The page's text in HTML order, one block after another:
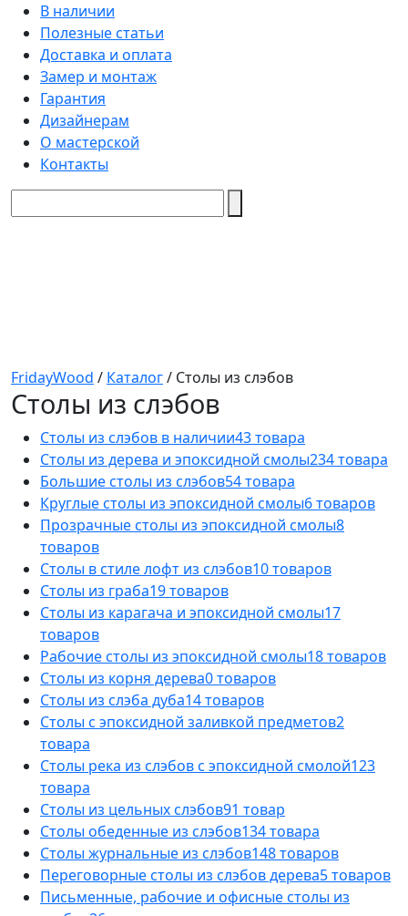
В наличии
Полезные статьи
Доставка и оплата
Замер и монтаж
Гарантия
Дизайнерам
О мастерской
Контакты
FridayWood / Каталог/ Столы из слэбов
Столы из слэбов
Столы из слэбов в наличии43 товара
Столы из дерева и эпоксидной смолы234 товара
Большие столы из слэбов54 товара
Круглые столы из эпоксидной смолы6 товаров
Прозрачные столы из эпоксидной смолы8
товаров
Столы в стиле лофт из слэбов10 товаров
Столы из граба19 товаров
Столы из карагача и эпоксидной смолы17
товаров
Рабочие столы из эпоксидной смолы18 товаров
Столы из корня дерева0 товаров
Столы из слэба дуба14 товаров
Столы с эпоксидной заливкой предметов2
товара
Столы река из слэбов с эпоксидной смолой123
товара
Столы из цельных слэбов91 товар
Столы обеденные из слэбов134 товара
Столы журнальные из слэбов148 товаров
Переговорные столы из слэбов дерева5 товаров
Письменные, рабочие и офисные столы из